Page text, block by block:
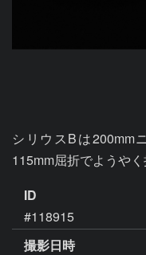
シリウスBは200mm
115mm屈折でようや
ID
#118915
撮影日時